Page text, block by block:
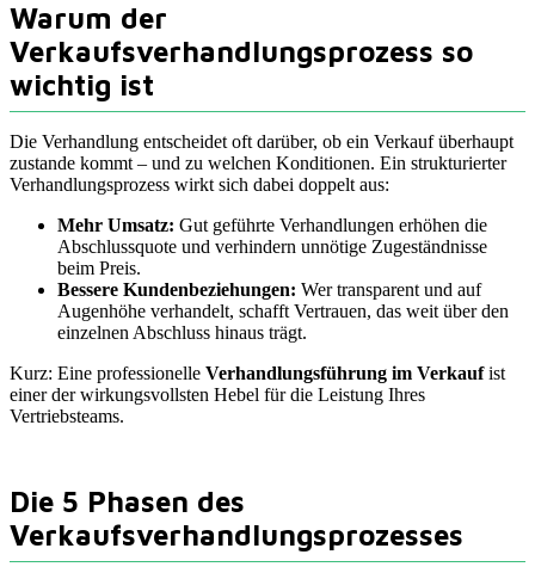
Warum der
Verkaufsverhandlungsprozess so
wichtig ist
Die Verhandlung entscheidet oft darüber, ob ein Verkauf überhaupt
zustande kommt – und zu welchen Konditionen. Ein strukturierter
Verhandlungsprozess wirkt sich dabei doppelt aus:
Mehr Umsatz: Gut geführte Verhandlungen erhöhen die
Abschlussquote und verhindern unnötige Zugeständnisse
beim Preis.
Bessere Kundenbeziehungen: Wer transparent und auf
Augenhöhe verhandelt, schafft Vertrauen, das weit über den
einzelnen Abschluss hinaus trägt.
Kurz: Eine professionelle Verhandlungsführung im Verkaufist
einer der wirkungsvollsten Hebel für die Leistung Ihres
Vertriebsteams.
Die 5 Phasen des
Verkaufsverhandlungsprozesses